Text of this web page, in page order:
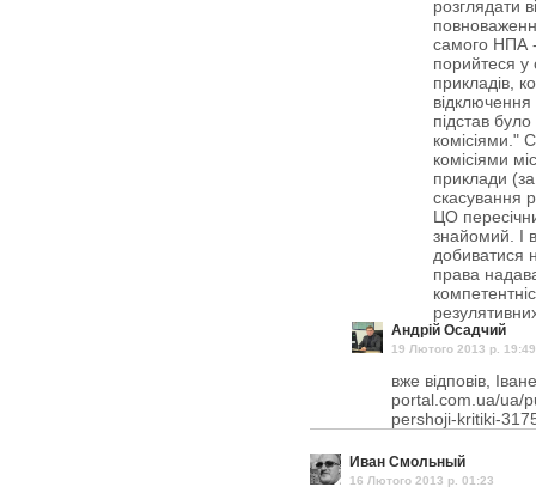
розглядати
самого НПА
порийтеся у
прикладів,
підстав
комісіями."
комісіями
приклади
скасування
ЦО
знайомий. І
добиватися
права
Андрій Осадчий
19 Лютого 2013 p. 19:49
вже відповів,
portal.com.ua/ua/
pershoji-kritiki-
Иван Смольный
16 Лютого 2013 p. 01:23